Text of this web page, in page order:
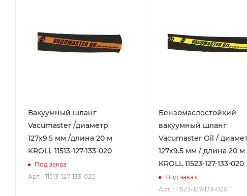
Вакуумный шланг
Vacumaster /диаметр
127х9.5 мм /длина 20 м
KROLL 11513-127-133-020
Под заказ
Арт. : 11513-127-133-020
Бензомаслостойкий
вакуумный шланг
Vacumaster Oil /
127х9.5 мм / длина 20 м
KROLL 11523-127-133-020
Под заказ
Арт. : 11523-127-133-020